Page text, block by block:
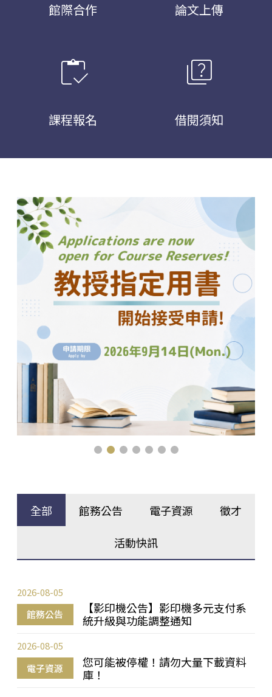
館際合作 論文上傳
inventory
課程報名
quiz
借閱須知
全部 館務公告 電子資源 徵才
活動快訊
館務公告
【影印機公告】影印機多元支付系
統升級與功能調整通知
2026-08-05
電子資源
您可能被停權！請勿大量下載資料
庫！
2026-08-05